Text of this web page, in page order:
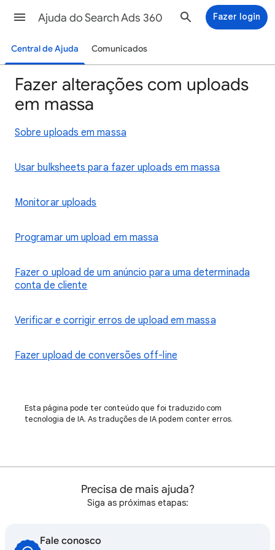
Ajuda do Search Ads 360 Fazer login
Central de Ajuda Comunicados
Fazer alterações com uploads
em massa
Sobre uploads em massa
Usar bulksheets para fazer uploads em massa
Monitorar uploads
Programar um upload em massa
Fazer o upload de um anúncio para uma determinada
conta de cliente
Verificar e corrigir erros de upload em massa
Fazer upload de conversões off-line
Esta página pode ter conteúdo que foi traduzido com
tecnologia de IA. As traduções de IA podem conter erros.
Precisa de mais ajuda?
Siga as próximas etapas:
Fale conosco